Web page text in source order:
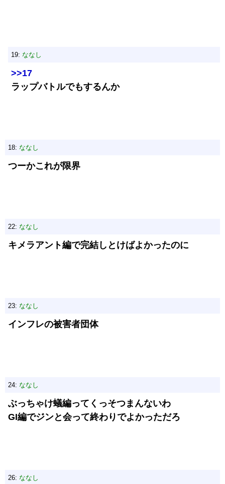
19: ななし
>>17
ラップバトルでもするんか
18: ななし
つーかこれが限界
22: ななし
キメラアント編で完結しとけばよかったのに
23: ななし
インフレの被害者団体
24: ななし
ぶっちゃけ蟻編ってくっそつまんないわ
GI編でジンと会って終わりでよかっただろ
26: ななし